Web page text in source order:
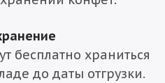
бесплатно храниться
до даты отгрузки.